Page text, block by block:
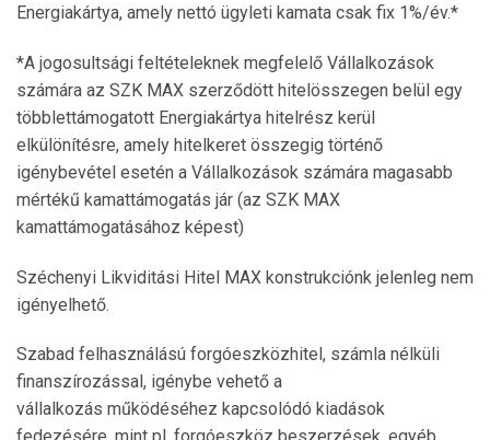
Energiakártya, amely nettó ügyleti kamata csak fix 1%/év.*
*A jogosultsági feltételeknek megfelelő Vállalkozások
számára az SZK MAX szerződött hitelösszegen belül egy
többlettámogatott Energiakártya hitelrész kerül
elkülönítésre, amely hitelkeret összegig történő
igénybevétel esetén a Vállalkozások számára magasabb
mértékű kamattámogatás jár (az SZK MAX
kamattámogatásához képest)
Széchenyi Likviditási Hitel MAX konstrukciónk jelenleg nem
igényelhető.
Szabad felhasználású forgóeszközhitel, számla nélküli
finanszírozással, igénybe vehető a
vállalkozás működéséhez kapcsolódó kiadások